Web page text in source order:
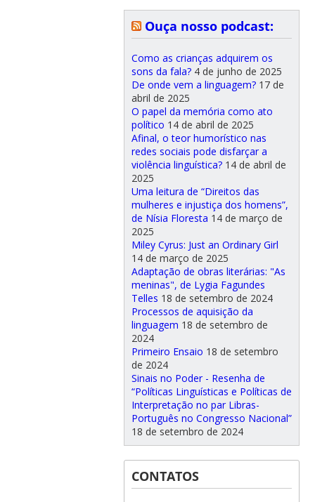
Ouça nosso podcast:
Como as crianças adquirem os
sons da fala? 4 de junho de 2025
De onde vem a linguagem? 17 de
abril de 2025
O papel da memória como ato
político 14 de abril de 2025
Afinal, o teor humorístico nas
redes sociais pode disfarçar a
violência linguística? 14 de abril de
2025
Uma leitura de “Direitos das
mulheres e injustiça dos homens”,
de Nísia Floresta 14 de março de
2025
Miley Cyrus: Just an Ordinary Girl
14 de março de 2025
Adaptação de obras literárias: "As
meninas", de Lygia Fagundes
Telles 18 de setembro de 2024
Processos de aquisição da
linguagem 18 de setembro de
2024
Primeiro Ensaio 18 de setembro
de 2024
Sinais no Poder - Resenha de
“Políticas Linguísticas e Políticas de
Interpretação no par Libras-
Português no Congresso Nacional”
18 de setembro de 2024
CONTATOS